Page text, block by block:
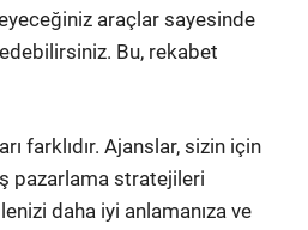
araçlar sayesinde
Bu, rekabet
farklıdır. Ajanslar, sizin için
pazarlama stratejileri
daha iyi anlamanıza ve